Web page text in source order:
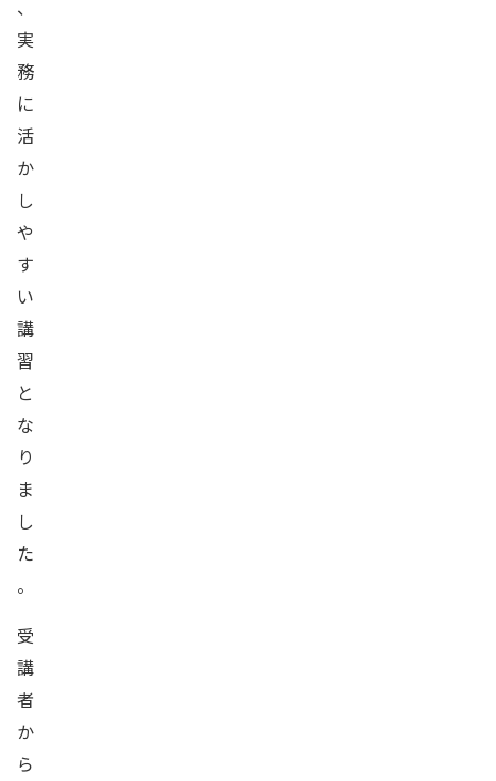
、
実
務
に
活
か
し
や
す
い
講
習
と
な
り
ま
し
た
。
受
講
者
か
ら